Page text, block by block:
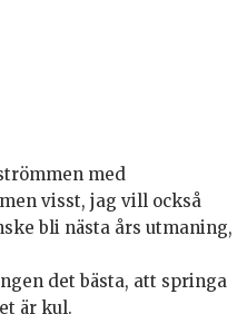
med
visst, jag vill också
bli nästa års utmaning,
det bästa, att springa
är kul.